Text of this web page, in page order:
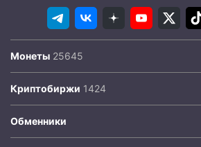
Монеты
Криптобиржи
Обменники